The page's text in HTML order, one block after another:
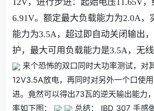
12V，进行步进：起始电压11.65V，
6.91V。额定最大负载能力为2.0A，
能力为3.5A，超过即自动关闭输出
护，最大可用负载能力是3.5A，无线
来个恐怖的双口同时大功率测试，对
12V3.5A放电，再同时对另外一个口使
进。竟然可以得出73瓦的逆天输出能力
率如下图：
总结： IBD 307 手感